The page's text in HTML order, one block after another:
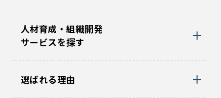
人材育成・組織開発
サービスを探す
選ばれる理由